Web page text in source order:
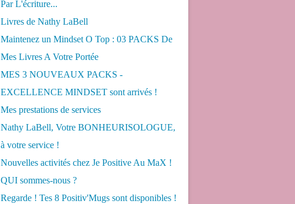
Par L'écriture...
Livres de Nathy LaBell
Maintenez un Mindset O Top : 03 PACKS De
Mes Livres A Votre Portée
MES 3 NOUVEAUX PACKS -
EXCELLENCE MINDSET sont arrivés !
Mes prestations de services
Nathy LaBell, Votre BONHEURISOLOGUE,
à votre service !
Nouvelles activités chez Je Positive Au MaX !
QUI sommes-nous ?
Regarde ! Tes 8 Positiv'Mugs sont disponibles !